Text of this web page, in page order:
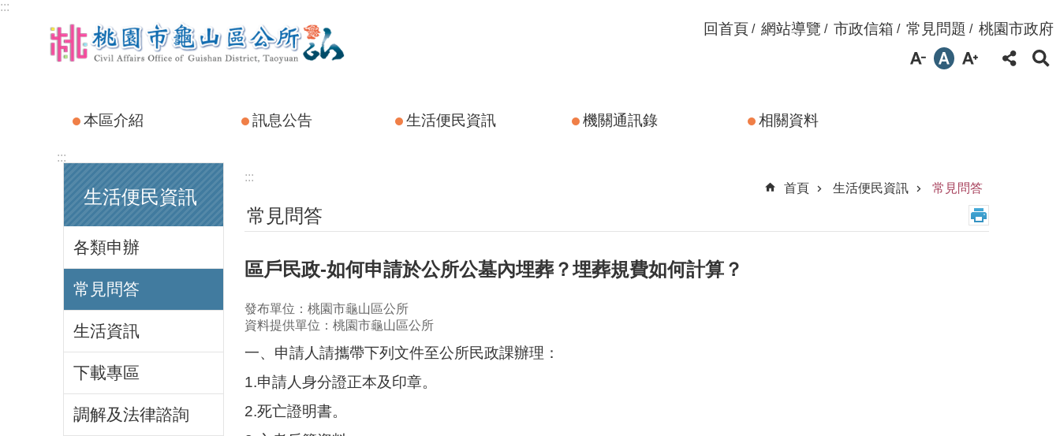
跳到主要內容區塊
:::
回首頁 網站導覽 市政信箱 常見問題 桃園市政府
本區介紹 訊息公告 生活便民資訊 機關通訊錄 相關資料
:::
生活便民資訊
各類申辦
常見問答
生活資訊
下載專區
調解及法律諮詢
:::
首頁
生活便民資訊 常見問答
常見問答
區戶民政-如何申請於公所公墓內埋葬？埋葬規費如何計算？
發布單位：桃園市龜山區公所
資料提供單位：桃園市龜山區公所
一、申請人請攜帶下列文件至公所民政課辦理：
1.申請人身分證正本及印章。
2.死亡證明書。